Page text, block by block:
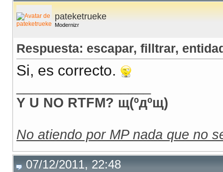
pateketrueke
Modernizr
Respuesta: escapar, filltrar,
Si, es correcto.
Y U NO RTFM? щ(ºдºщ)
No atiendo por MP nada que no
07/12/2011, 22:48